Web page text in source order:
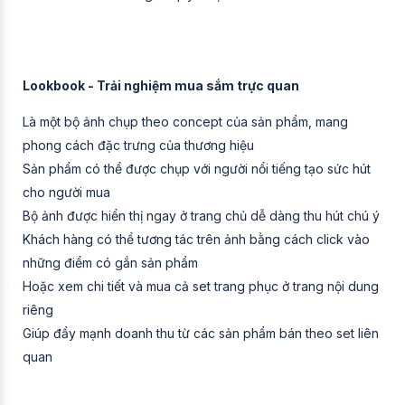
Lookbook - Trải nghiệm mua sắm trực quan
Là một bộ ảnh chụp theo concept của sản phẩm, mang
phong cách đặc trưng của thương hiệu
Sản phẩm có thể được chụp với người nổi tiếng tạo sức hút
cho người mua
Bộ ảnh được hiển thị ngay ở trang chủ dễ dàng thu hút chú ý
Khách hàng có thể tương tác trên ảnh bằng cách click vào
những điểm có gắn sản phẩm
Hoặc xem chi tiết và mua cả set trang phục ở trang nội dung
riêng
Giúp đẩy mạnh doanh thu từ các sản phẩm bán theo set liên
quan